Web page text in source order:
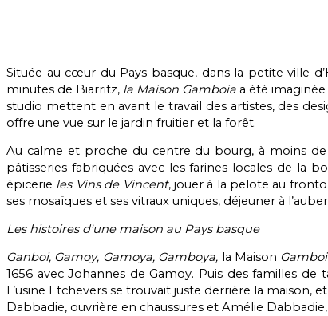
Située au cœur du Pays basque, dans la petite ville
minutes de Biarritz, la Maison Gamboia a été
studio mettent en avant le travail des artistes, des
offre une vue sur le jardin fruitier et la forêt.
Au calme et proche du centre du bourg, à moins
pâtisseries fabriquées avec les farines locales de la
épicerie les Vins de Vincent, jouer à la pelote au
ses mosaïques et ses vitraux uniques, déjeuner à
Les histoires d'une maison au Pays basque
Ganboi, Gamoy, Gamoya, Gamboya, la Maison
1656 avec Johannes de Gamoy. Puis des familles
L’usine Etchevers se trouvait juste derrière la
Dabbadie, ouvrière en chaussures et Amélie